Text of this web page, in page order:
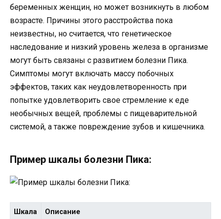
беременных женщин, но может возникнуть в любом
возрасте. Причины этого расстройства пока
неизвестны, но считается, что генетическое
наследование и низкий уровень железа в организме
могут быть связаны с развитием болезни Пика.
Симптомы могут включать массу побочных
эффектов, таких как неудовлетворенность при
попытке удовлетворить свое стремление к еде
необычных вещей, проблемы с пищеварительной
системой, а также повреждение зубов и кишечника.
Пример шкалы болезни Пика:
Шкала Описание